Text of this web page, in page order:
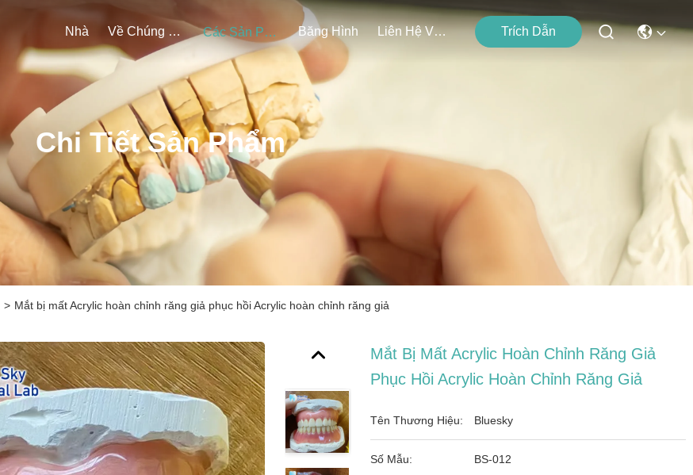
Nhà Về Chúng Tôi Các Sản Phẩm Băng Hình Liên Hệ Với Chúng Tôi Trích Dẫn
Chi Tiết Sản Phẩm
> Mắt bị mất Acrylic hoàn chỉnh răng giả phục hồi Acrylic hoàn chỉnh răng giả
Mắt Bị Mất Acrylic Hoàn Chỉnh Răng Giả
Phục Hồi Acrylic Hoàn Chỉnh Răng Giả
Tên Thương Hiệu: Bluesky
Số Mẫu: BS-012